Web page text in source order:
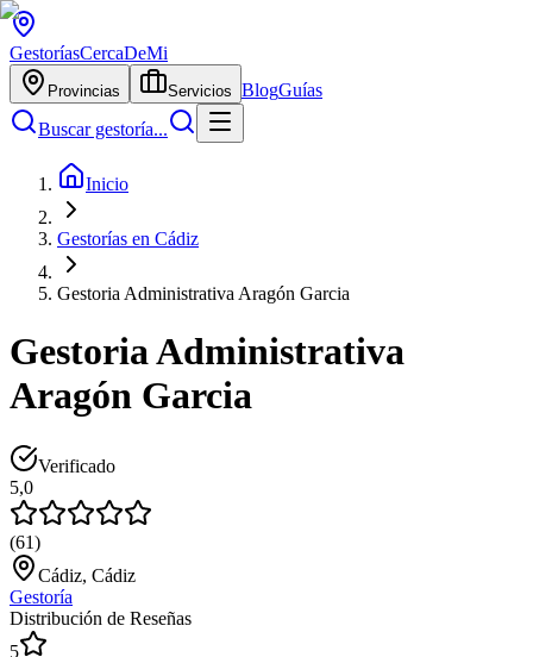
GestoríasCercaDeMi
Provincias Servicios BlogGuías
Buscar gestoría...
Inicio
Gestorías en Cádiz
Gestoria Administrativa Aragón Garcia
Gestoria Administrativa
Aragón Garcia
Verificado
5,0
(61)
Cádiz, Cádiz
Gestoría
Distribución de Reseñas
5